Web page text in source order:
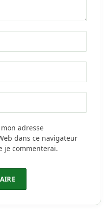
adresse
dans ce navigateur
je commenterai.